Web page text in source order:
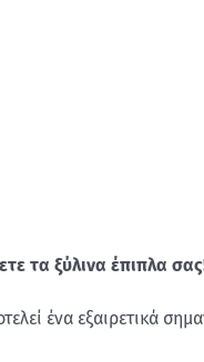
τα ξύλινα έπιπλα
ένα εξαιρετικά